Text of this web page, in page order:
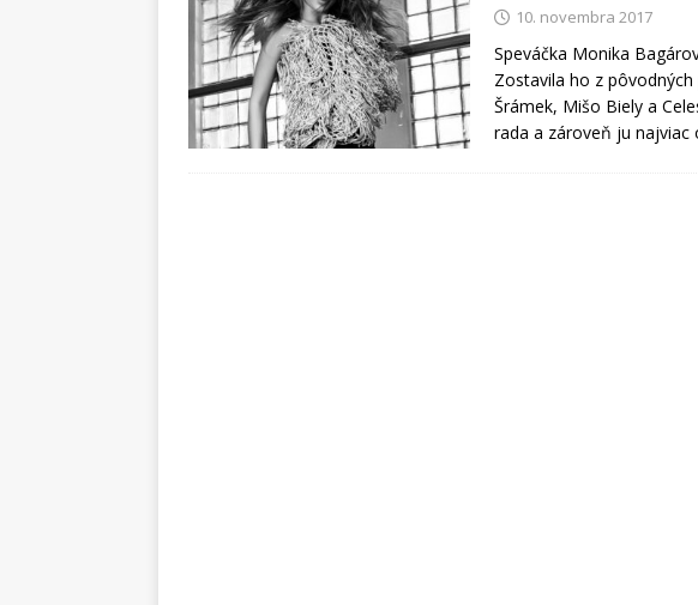
10. novembra 2017
Speváčka Monika
Zostavila ho z
Šrámek, Mišo Biely a
rada a zároveň ju najviac